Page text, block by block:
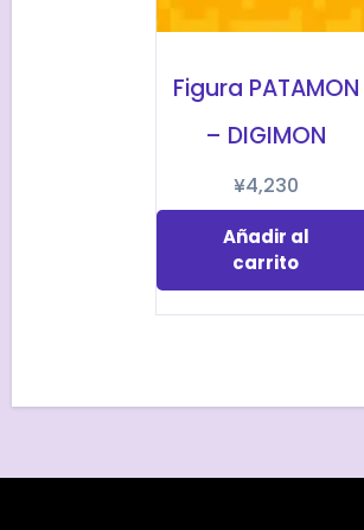
Figura PATAMON
– DIGIMON
¥4,230
Añadir al
carrito